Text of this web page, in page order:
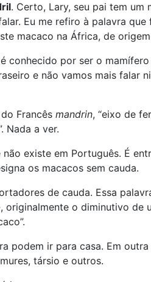
. Certo, Lary, seu pai tem um
Eu me refiro à palavra
macaco na África, de
conhecido por ser o
e não vamos mais falar
Francês mandrin, “eixo de
Nada a ver.
existe em Português. É
os macacos sem cauda.
de cauda. Essa
, originalmente o diminutivo de
podem ir para casa. Em
társio e outros.